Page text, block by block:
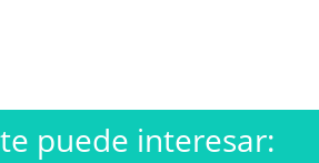
puede interesar: